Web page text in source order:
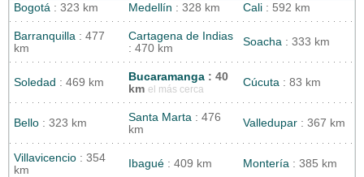
Bogotá : 323 km Medellín : 328 km Cali : 592 km
Barranquilla : 477
km
Cartagena de Indias
: 470 km
Soacha : 333 km
Soledad : 469 km Bucaramanga : 40
km el más cerca
Cúcuta : 83 km
Bello : 323 km Santa Marta : 476
km
Valledupar : 367 km
Villavicencio : 354
km
Ibagué : 409 km Montería : 385 km